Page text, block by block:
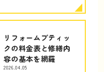
リフォームブティッ
クの料金表と修繕内
容の基本を網羅
2026.04.05